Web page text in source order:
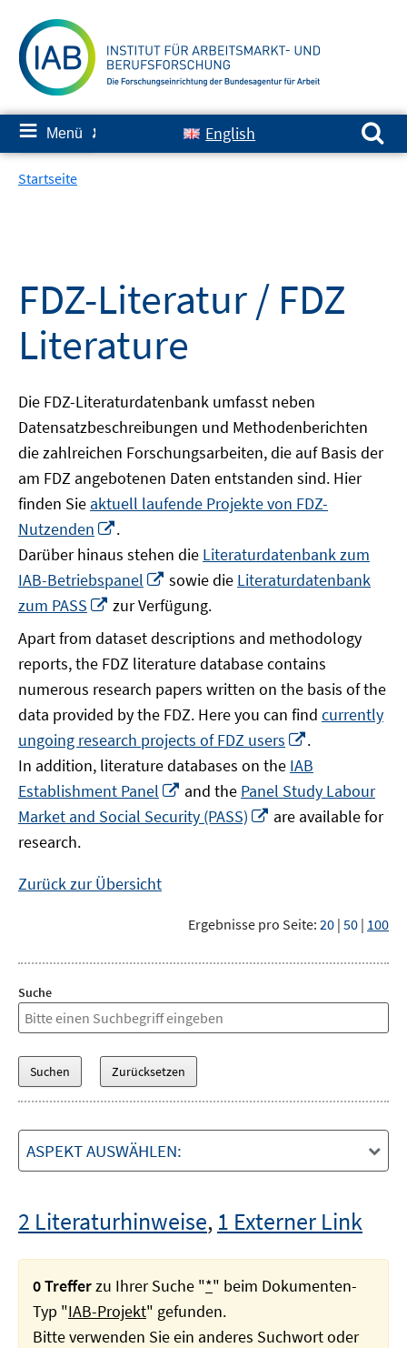
zum
Inhalt
≡ Menü ✘ English
Suchen nach:
Startseite
FDZ-Literatur / FDZ
Literature
Die FDZ-Literaturdatenbank umfasst neben
Datensatzbeschreibungen und Methodenberichten
die zahlreichen Forschungsarbeiten, die auf Basis der
am FDZ angebotenen Daten entstanden sind. Hier
finden Sie aktuell laufende Projekte von FDZ-
Nutzenden
neuem
Fenster
öffnen
.
Darüber hinaus stehen die Literaturdatenbank zum
IAB-Betriebspanel
In
neuem
Fenster
öffnen
sowie die Literaturdatenbank
zum PASS
In
Fenster
öffnen
zur Verfügung.
Apart from dataset descriptions and methodology
reports, the FDZ literature database contains
numerous research papers written on the basis of the
data provided by the FDZ. Here you can find currently
ungoing research projects of FDZ users
neuem
Fenster
öffnen
.
In addition, literature databases on the IAB
Establishment Panel
In
neuem
Fenster
and the Panel Study Labour
Market and Social Security (PASS)
In
are available for
research.
Zurück zur Übersicht
Ergebnisse pro Seite: 20 | 50 | 100
Suche
ASPEKT AUSWÄHLEN:
2 Literaturhinweise, 1 Externer Link
0 Trefferzu Ihrer Suche "*" beim Dokumenten-
Typ "IAB-Projekt" gefunden.
Bitte verwenden Sie ein anderes Suchwort oder